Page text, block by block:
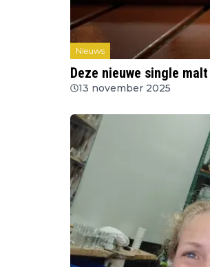
Nieuws
Deze nieuwe single
13 november 2025